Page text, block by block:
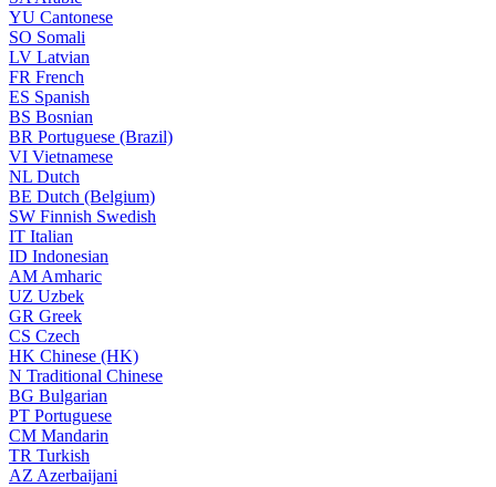
YU Cantonese
SO Somali
LV Latvian
FR French
ES Spanish
BS Bosnian
BR Portuguese (Brazil)
VI Vietnamese
NL Dutch
BE Dutch (Belgium)
SW Finnish Swedish
IT Italian
ID Indonesian
AM Amharic
UZ Uzbek
GR Greek
CS Czech
HK Chinese (HK)
N Traditional Chinese
BG Bulgarian
PT Portuguese
CM Mandarin
TR Turkish
AZ Azerbaijani